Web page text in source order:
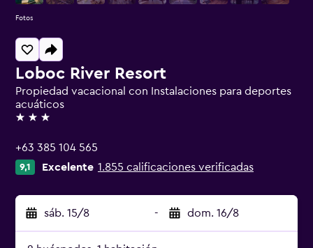
Loboc River Resort
Propiedad vacacional con Instalaciones para deportes
acuáticos
3 estrellas
+63 385 104 565
9,1 Excelente 1.855 calificaciones verificadas
sáb. 15/8 - dom. 16/8
Fotos